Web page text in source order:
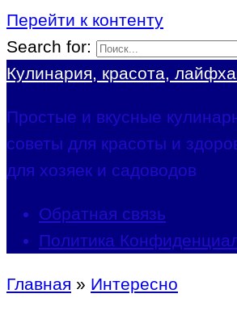
Перейти к контенту
Search for:
Кулинария, красота,
Простые и вкусные
советы для красоты и
для хозяек и садоводов
Обратная связь
Политика
Главная » Интересно